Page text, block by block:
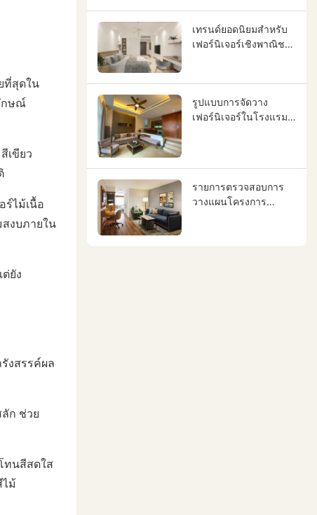
ที่สุดใน
กษณ์
เขียว
ร์ไม้เนื้อ
งบภายใน
ยัง
งสรรค์ผล
ก ช่วย
ทนสีสดใส
ม้
เทรนด์ยอดนิยมสำหรับ
เฟอร์นิเจอร์เชิงพาณิชย์:
รูปแบบการจัดวาง
เฟอร์นิเจอร์ในโรงแรม
ของโรงแรมอย่างไร
รายการตรวจสอบการ
วางแผนโครงการ